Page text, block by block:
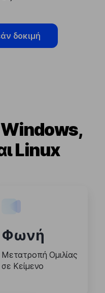
δοκιμή
Linux
Φωνή
Μετατροπή Ομιλίας
σε Κείμενο